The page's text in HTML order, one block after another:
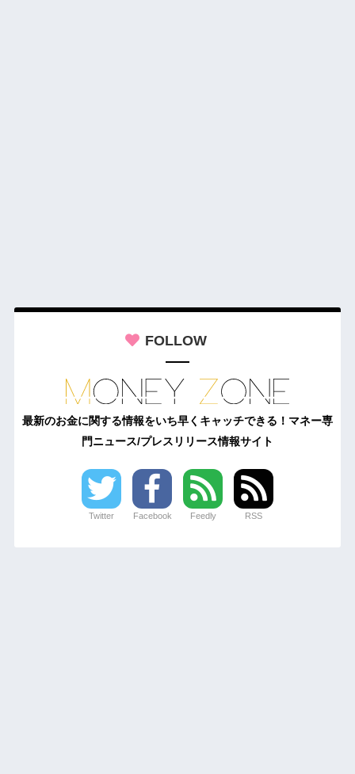
FOLLOW
最新のお金に関する情報をいち早くキャッチできる！マネー専
門ニュース/プレスリリース情報サイト
Twitter Facebook Feedly RSS